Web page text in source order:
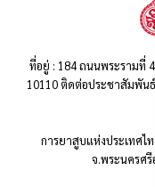
ที่อยู่ : 184 ถนนพระรามที่
10110 ติดต่อประชาสัมพัน
การยาสูบแห่งประเทศไ
จ.พระนครศรี